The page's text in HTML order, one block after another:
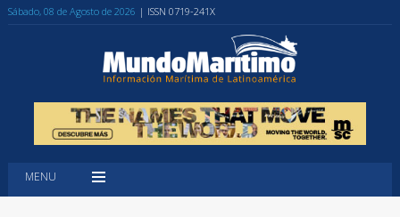
Sábado, 08 de Agosto de 2026 | ISSN 0719-241X
MENU